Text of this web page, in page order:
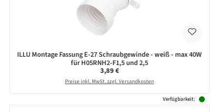
ILLU Montage Fassung E-27 Schraubgewinde - weiß - max 40W
für H05RNH2-F1,5 und 2,5
Regulärer Preis:
3,89 €
Preise inkl. MwSt. zzgl. Versandkosten
Verfügbarkeit: